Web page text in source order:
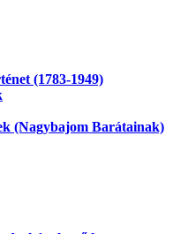
(1783-1949)
(Nagybajom Barátainak)